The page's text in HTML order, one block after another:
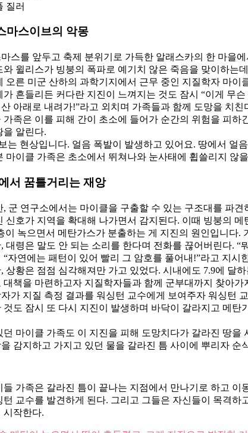
질러
마스이브의 악몽
스를 앞두고 축제 분위기로 가득한 알래스카의 한 마을
와 윌리스가 빙붕의 폭파로 예기치 않은 죽음을 맞이하는
오른 미군 산하의 과학기지에서 근무 중인 지질학자 마
가 흔들리든 커다란 지진이 느껴지는 것도 잠시 “이게 무
아래로 내려가!”라고 외치며 가족들과 함께 도망을 치
가족은 이를 피해 간이 초소에 들어가 순간의 위험을 피
을 알린다.
는 현상입니다. 얼음 폭발이 발생하고 있어요. 땅에서 얼
마이클 가족은 초소에서 뛰쳐나와 눈사태에 휩쓸리지 않
서 꿈틀거리는 재앙
, 군 연구소에서는 마이클을 구출할 수 있는 구조대를 파
신호가 지역을 확대해 나가면서 감지된다. 이때 빙붕의
이 녹으면서 메탄가스가 분출하는 게 지진의 원인입니다
대령은 말도 안 되는 소리를 한다며 전화를 끊어버린다.
“자연에는 패턴이 있어 빨리 그 암호를 풀어내!”라고 지시
상황은 점점 심각해져만 가고 있었다. 시내에도 7.9에 달
대책을 마련하고자 지질학자들과 함께 군부대까지 찾아
가 지질 측정 결과를 워싱턴 교수에게 보여주자 워싱턴
것도 잠시 또 다시 지진이 발생하며 바닥이 갈라지고 메
던 마이클 가족도 이 지진을 피해 도망치다가 갈라진 땅
감지하고 가지고 있던 물을 갈라진 틈 사이에 뿌리자 순
들 가족은 갈라진 틈이 끝나는 지점에서 만나기로 하고
턴 교수를 발견하게 된다. 그리고 그들은 자신들이 목격
시작한다.